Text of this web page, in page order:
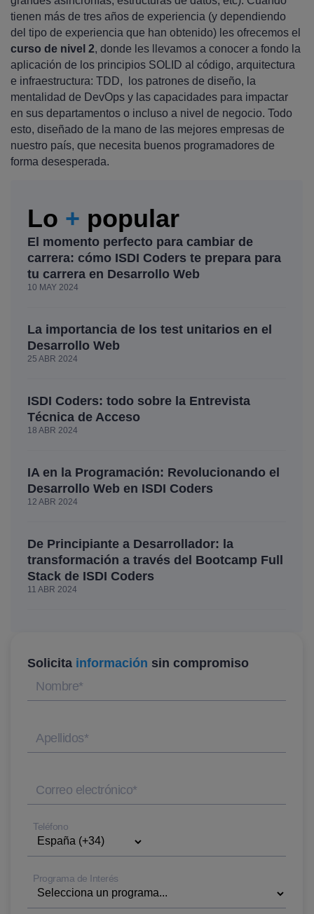
tienen más de tres años de experiencia (y dependiendo
del tipo de experiencia que han obtenido) les ofrecemos el
curso de nivel 2, donde les llevamos a conocer a fondo la
aplicación de los principios SOLID al código, arquitectura
e infraestructura: TDD, los patrones de diseño, la
mentalidad de DevOps y las capacidades para impactar
en sus departamentos o incluso a nivel de negocio. Todo
esto, diseñado de la mano de las mejores empresas de
nuestro país, que necesita buenos programadores de
forma desesperada.
Lo + popular
El momento perfecto para cambiar de
carrera: cómo ISDI Coders te prepara para
tu carrera en Desarrollo Web
10 MAY 2024
La importancia de los test unitarios en el
Desarrollo Web
25 ABR 2024
ISDI Coders: todo sobre la Entrevista
Técnica de Acceso
18 ABR 2024
IA en la Programación: Revolucionando el
Desarrollo Web en ISDI Coders
12 ABR 2024
De Principiante a Desarrollador: la
transformación a través del Bootcamp Full
Stack de ISDI Coders
11 ABR 2024
Solicita información sin compromiso
Nombre*
Apellidos*
Correo electrónico*
Teléfono
Programa de Interés